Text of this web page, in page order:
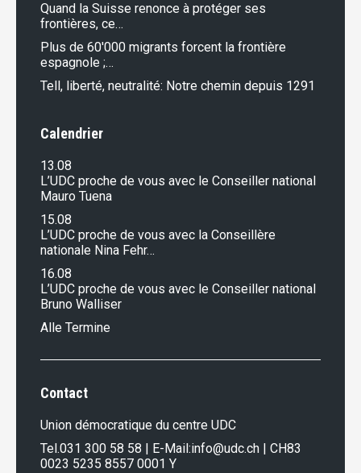
Quand la Suisse renonce à protéger ses
frontières, ce…
Plus de 60'000 migrants forcent la frontière
espagnole ;…
Tell, liberté, neutralité: Notre chemin depuis 1291
Calendrier
13.08
L’UDC proche de vous avec le Conseiller national
Mauro Tuena
15.08
L’UDC proche de vous avec la Conseillère
nationale Nina Fehr…
16.08
L’UDC proche de vous avec le Conseiller national
Bruno Walliser
Alle Termine
Contact
Union démocratique du centre UDC
Tel.031 300 58 58 | E-Mail:info@udc.ch | CH83
0023 5235 8557 0001 Y